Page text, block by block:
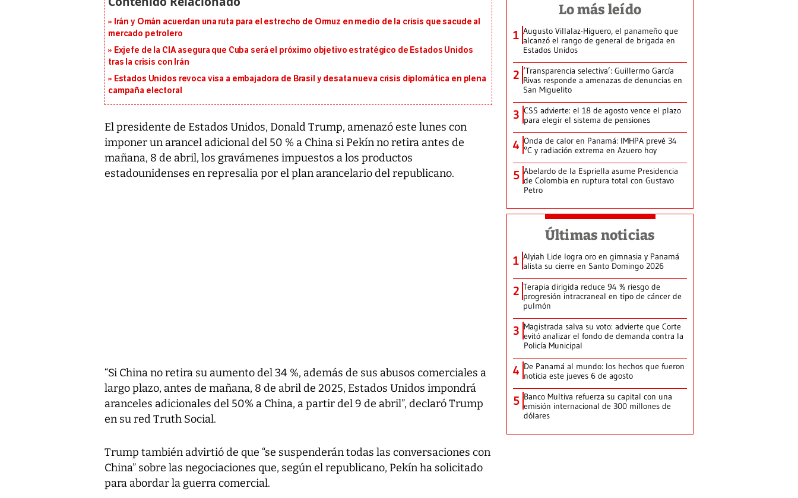
Irán y Omán acuerdan una ruta para el estrecho de Ormuz en medio de la crisis que sacude al
mercado petrolero
Exjefe de la CIA asegura que Cuba será el próximo objetivo estratégico de Estados Unidos
tras la crisis con Irán
Estados Unidos revoca visa a embajadora de Brasil y desata nueva crisis diplomática en plena
campaña electoral
El presidente de Estados Unidos, Donald Trump, amenazó este lunes con
imponer un arancel adicional del 50 % a China si Pekín no retira antes de
mañana, 8 de abril, los gravámenes impuestos a los productos
estadounidenses en represalia por el plan arancelario del republicano.
“Si China no retira su aumento del 34 %, además de sus abusos comerciales a
largo plazo, antes de mañana, 8 de abril de 2025, Estados Unidos impondrá
aranceles adicionales del 50% a China, a partir del 9 de abril”, declaró Trump
en su red Truth Social.
Trump también advirtió de que “se suspenderán todas las conversaciones con
China” sobre las negociaciones que, según el republicano, Pekín ha solicitado
para abordar la guerra comercial.
Lo más leído
1 Augusto Villalaz-Higuero, el panameño que
alcanzó el rango de general de brigada en
Estados Unidos
2 ‘Transparencia selectiva’: Guillermo García
Rivas responde a amenazas de denuncias en
San Miguelito
3 CSS advierte: el 18 de agosto vence el plazo
para elegir el sistema de pensiones
4 Onda de calor en Panamá: IMHPA prevé 34
°C y radiación extrema en Azuero hoy
5 Abelardo de la Espriella asume Presidencia
de Colombia en ruptura total con Gustavo
Petro
Últimas noticias
1 Alyiah Lide logra oro en gimnasia y Panamá
alista su cierre en Santo Domingo 2026
2 Terapia dirigida reduce 94 % riesgo de
progresión intracraneal en tipo de cáncer de
pulmón
3 Magistrada salva su voto: advierte que Corte
evitó analizar el fondo de demanda contra la
Policía Municipal
4 De Panamá al mundo: los hechos que fueron
noticia este jueves 6 de agosto
5 Banco Multiva refuerza su capital con una
emisión internacional de 300 millones de
dólares